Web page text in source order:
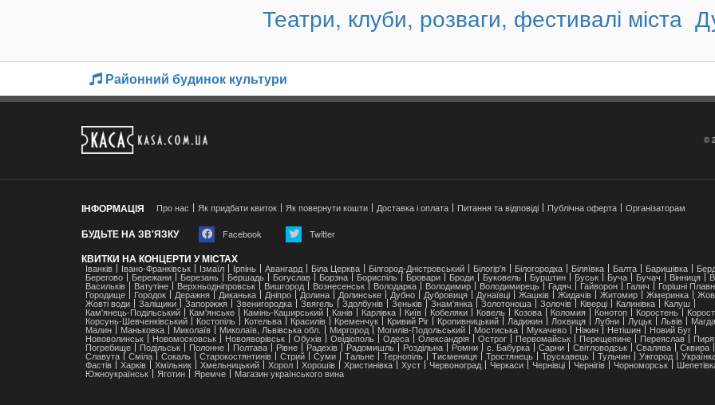
Театри, клуби, розваги, фестивалі міста
Районний будинок культури
©
ІНФОРМАЦІЯ Про нас Як придбати квиток Як повернути кошти Доставка і оплата Питання та відповіді Публічна оферта Організаторам
БУДЬТЕ НА ЗВ'ЯЗКУ Facebook Twitter
КВИТКИ НА КОНЦЕРТИ У МІСТАХ
Іванків Івано-Франківськ Ізмаїл Ірпінь Авангард Біла Церква Білгород-Дністровський Білогір'я Білогородка Біляївка Балта Баришівка
Берегово Бережани Березань Бершадь Богуслав Борзна Бориспіль Бровари Броди Буковель Бурштин Буськ Буча Бучач Вінниця
Васильків Ватутіне Верхньодніпровськ Вишгород Вознесенськ Володарка Володимир Володимирець Гадяч Гайворон Галич Горішні
Городище Городок Деражня Диканька Дніпро Долина Долинське Дубно Дубровиця Дунаївці Жашків Жидачів Житомир Жмеринка
Жовті води Заліщики Запоріжжя Звенигородка Звягель Здолбунів Зеньків Знам'янка Золотоноша Золочів Ківерці Калинівка Калуш
Кам'янець-Подільський Кам'янське Камінь-Каширський Канів Карлівка Київ Кобеляки Ковель Козова Коломия Конотоп Коростень
Корсунь-Шевченківський Костопіль Котельва Красилів Кременчук Кривий Ріг Кропивницький Ладижин Лохвиця Лубни Луцьк Львів
Малин Маньковка Миколаїв Миколаїв, Львівська обл. Миргород Могилів-Подольський Мостиська Мукачево Ніжин Нетішин Новий Буг
Нововолинськ Новомосковськ Новояворівськ Обухів Ові́діополь Одеса Олександрія Острог Первомайськ Перещепине Переяслав
Погребище Подільськ Полонне Полтава Рівне Радехів Радомишль Роздільна Ромни с. Бабурка Сарни Світловодськ Свалява Сквира
Славута Сміла Сокаль Старокостянтинів Стрий Суми Тальне Тернопіль Тисмениця Тростянець Трускавець Тульчин Ужгород
Фастів Харків Хмільник Хмельницький Хорол Хорошів Христинівка Хуст Червоноград Черкаси Чернівці Чернігів Чорноморськ
Южноукраїнськ Яготин Яремче Магазин українського вина